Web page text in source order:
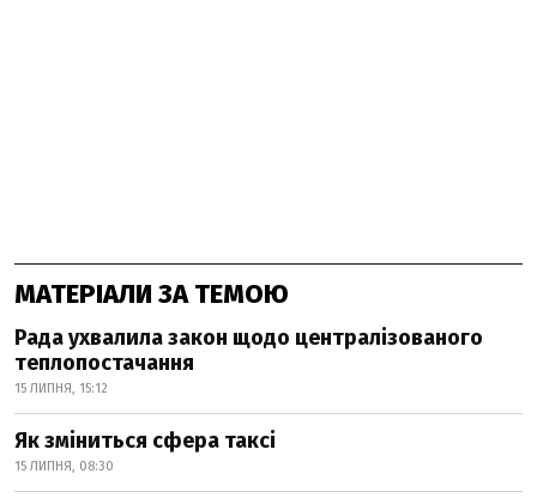
МАТЕРІАЛИ ЗА ТЕМОЮ
Рада ухвалила закон щодо централізованого
теплопостачання
15 ЛИПНЯ, 15:12
Як зміниться сфера таксі
15 ЛИПНЯ, 08:30